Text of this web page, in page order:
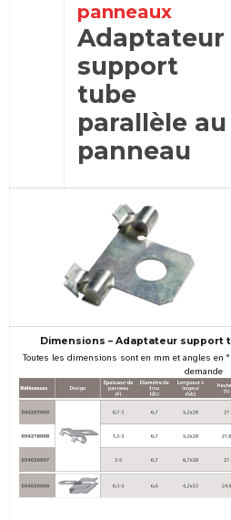
panneaux
Adaptateur
support
tube
parallèle au
panneau
Dimensions – Adaptateur support
Toutes les dimensions sont en mm et angles en
demande